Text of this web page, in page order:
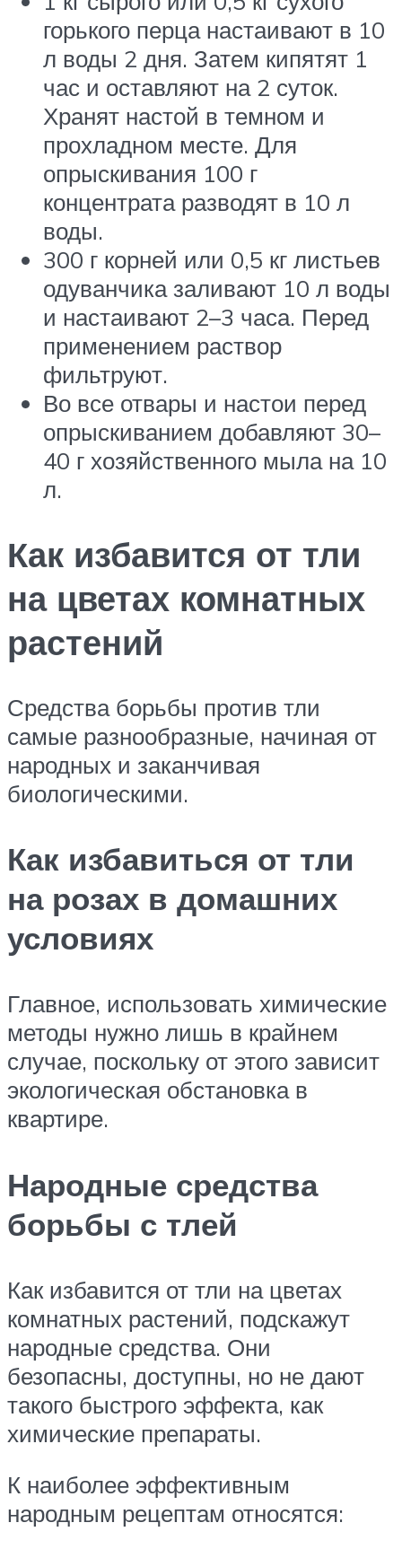
горького перца настаивают в 10
л воды 2 дня. Затем кипятят 1
час и оставляют на 2 суток.
Хранят настой в темном и
прохладном месте. Для
опрыскивания 100 г
концентрата разводят в 10 л
воды.
300 г корней или 0,5 кг листьев
одуванчика заливают 10 л воды
и настаивают 2–3 часа. Перед
применением раствор
фильтруют.
Во все отвары и настои перед
опрыскиванием добавляют 30–
40 г хозяйственного мыла на 10
л.
Как избавится от тли
на цветах комнатных
растений
Средства борьбы против тли
самые разнообразные, начиная от
народных и заканчивая
биологическими.
Как избавиться от тли
на розах в домашних
условиях
Главное, использовать химические
методы нужно лишь в крайнем
случае, поскольку от этого зависит
экологическая обстановка в
квартире.
Народные средства
борьбы с тлей
Как избавится от тли на цветах
комнатных растений, подскажут
народные средства. Они
безопасны, доступны, но не дают
такого быстрого эффекта, как
химические препараты.
К наиболее эффективным
народным рецептам относятся: